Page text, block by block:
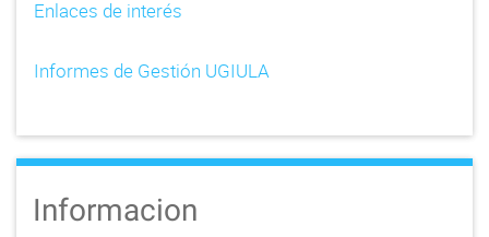
Enlaces de interés
Informes de Gestión UGIULA
Informacion